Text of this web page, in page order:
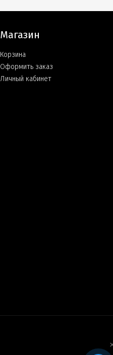
Магазин
Корзина
Оформить заказ
Личный кабинет